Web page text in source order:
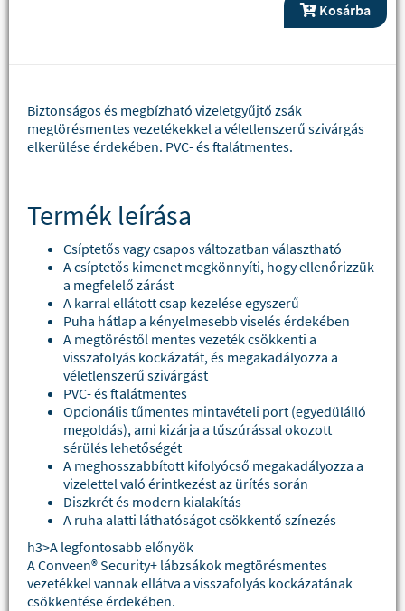
Kosárba
Biztonságos és megbízható vizeletgyűjtő zsák
megtörésmentes vezetékekkel a véletlenszerű szivárgás
elkerülése érdekében. PVC- és ftalátmentes.
Termék leírása
Csíptetős vagy csapos változatban választható
A csíptetős kimenet megkönnyíti, hogy ellenőrizzük
a megfelelő zárást
A karral ellátott csap kezelése egyszerű
Puha hátlap a kényelmesebb viselés érdekében
A megtöréstől mentes vezeték csökkenti a
visszafolyás kockázatát, és megakadályozza a
véletlenszerű szivárgást
PVC- és ftalátmentes
Opcionális tűmentes mintavételi port (egyedülálló
megoldás), ami kizárja a tűszúrással okozott
sérülés lehetőségét
A meghosszabbított kifolyócső megakadályozza a
vizelettel való érintkezést az ürítés során
Diszkrét és modern kialakítás
A ruha alatti láthatóságot csökkentő színezés
h3>A legfontosabb előnyök
A Conveen® Security+ lábzsákok megtörésmentes
vezetékkel vannak ellátva a visszafolyás kockázatának
csökkentése érdekében.